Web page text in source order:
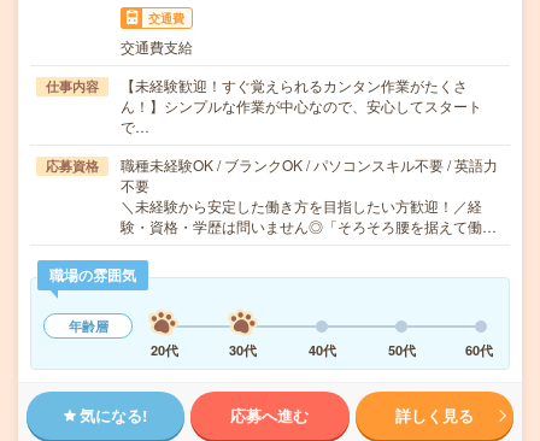
交通費
交通費支給
仕事内容
【未経験歓迎！すぐ覚えられるカンタン作業がたくさ
ん！】シンプルな作業が中心なので、安心してスタート
で…
応募資格
職種未経験OK / ブランクOK / パソコンスキル不要 / 英語力
不要
＼未経験から安定した働き方を目指したい方歓迎！／経
験・資格・学歴は問いません◎「そろそろ腰を据えて働…
職場の雰囲気
年齢層
20代
30代 40代 50代 60代
気になる! 応募へ進む 詳しく見る